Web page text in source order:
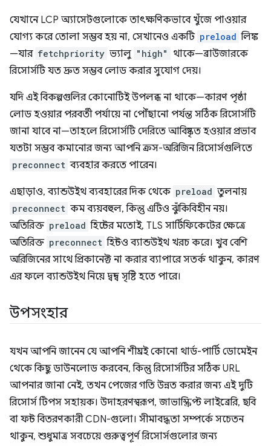
যেখানে LCP অ্যাসেটগুলোকে তাৎক্ষণিকভাবে খুঁজে পাওয়ার
যোগ্য করে তোলা সম্ভব হয় না, সেখানেও একটি preload লিঙ্ক
—যার fetchpriority ভ্যালু "high"
থাকে—ব্রাউজারকে
রিসোর্সটি যত দ্রুত সম্ভব লোড করার সুযোগ দেয়।
যদি এই বিকল্পগুলির কোনোটিই উপলব্ধ না থাকে—কারণ পৃষ্ঠা
লোড হওয়ার পরবর্তী পর্যায়ে না পৌঁছানো পর্যন্ত সঠিক রিসোর্সটি
জানা যাবে না—তাহলে রিসোর্সটি দেরিতে আবিষ্কৃত হওয়ার প্রভাব
যতটা সম্ভব কমানোর জন্য আপনি ক্রস-অরিজিন রিসোর্সগুলিতে
preconnect ব্যবহার করতে পারেন।
এছাড়াও, ব্যান্ডউইথ ব্যবহারের দিক থেকে preload তুলনায়
preconnect কম ব্যয়বহুল, কিন্তু এটিও ঝুঁকিবিহীন নয়।
অতিরিক্ত preload হিন্টের মতোই, TLS সার্টিফিকেটের ক্ষেত্রে
অতিরিক্ত preconnect হিন্টও ব্যান্ডউইথ খরচ করে। খুব বেশি
অরিজিনের সাথে প্রিকানেক্ট না করার ব্যাপারে সতর্ক থাকুন, কারণ
এর ফলে ব্যান্ডউইথ নিয়ে দ্বন্দ্ব সৃষ্টি হতে পারে।
উপসংহার
যখন আপনি জানেন যে আপনি শীঘ্রই কোনো থার্ড-পার্টি ডোমেইন
থেকে কিছু ডাউনলোড করবেন, কিন্তু রিসোর্সটির সঠিক URL
আপনার জানা নেই, তখন পেজের গতি উন্নত করার জন্য এই দুটি
রিসোর্স টিপস সহায়ক। উদাহরণস্বরূপ, জাভাস্ক্রিপ্ট লাইব্রেরি, ছবি
বা ফন্ট বিতরণকারী CDN-গুলো। সীমাবদ্ধতা সম্পর্কে সচেতন
থাকুন, শুধুমাত্র সবচেয়ে গুরুত্বপূর্ণ রিসোর্সগুলোর জন্য